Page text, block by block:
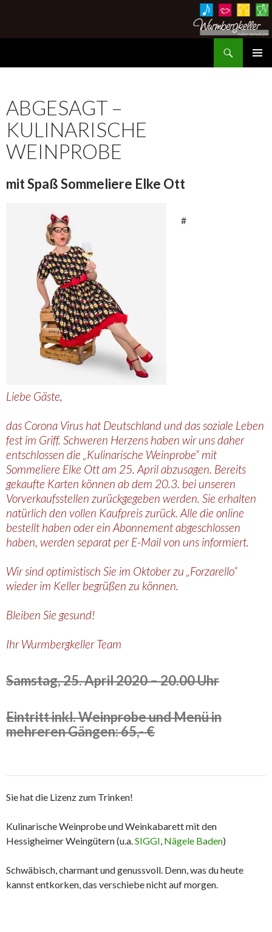
ABGESAGT –
KULINARISCHE
WEINPROBE
mit Spaß Sommeliere Elke Ott
#
Liebe Gäste,
das Corona Virus hat Deutschland und das soziale Leben
fest im Griff. Schweren Herzens haben wir uns daher
entschlossen die „Kulinarische Weinprobe“ mit
Sommeliere Elke Ott am 25. April abzusagen. Bereits
gekaufte Karten können ab dem 20.3. bei unseren
Vorverkaufsstellen zurückgegeben werden. Sie erhalten
natürlich den vollen Kaufpreis zurück. Alle die online
bestellt haben oder ein Abonnement abgeschlossen
haben, werden separat per E-Mail von uns informiert.
Wir sind optimistisch Sie im Oktober zu „Forzarello“
wieder im Keller begrüßen zu können.
Bleiben Sie gesund!
Ihr Wurmbergkeller Team
Samstag, 25. April 2020 – 20.00 Uhr
Eintritt inkl. Weinprobe und Menü in
mehreren Gängen: 65,- €
Sie hat die Lizenz zum Trinken!
Kulinarische Weinprobe und Weinkabarett mit den
Hessigheimer Weingütern (u.a.SIGGI, Nägele Baden)
Schwäbisch, charmant und genussvoll. Denn, was du heute
kannst entkorken, das verschiebe nicht auf morgen.